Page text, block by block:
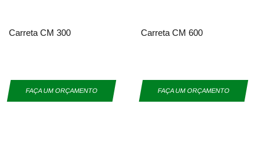
Carreta CM 300
FAÇA UM ORÇAMENTO
Carreta CM 600
FAÇA UM ORÇAMENTO